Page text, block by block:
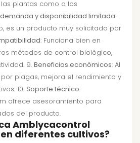
plantas como a los
y disponibilidad limitada:
es un producto muy solicitado por
: Funciona bien en
métodos de control biológico,
9. Beneficios económicos: Al
plagas, mejora el rendimiento y
10. Soporte técnico:
ofrece asesoramiento para
del producto.
Amblycacontrol
diferentes cultivos?